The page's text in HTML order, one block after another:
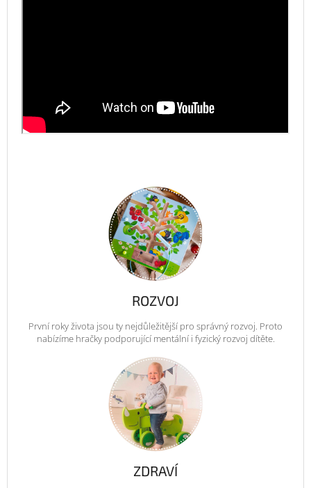
ROZVOJ
První roky života jsou ty nejdůležitější pro správný rozvoj. Proto
nabízíme hračky podporující mentální i fyzický rozvoj dítěte.
ZDRAVÍ